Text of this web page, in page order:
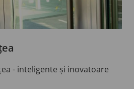
- inteligente și inovatoare